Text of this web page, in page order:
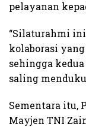
pelayanan
“Silaturahmi
kolaborasi
sehingga
saling
Sementara itu,
Mayjen TNI